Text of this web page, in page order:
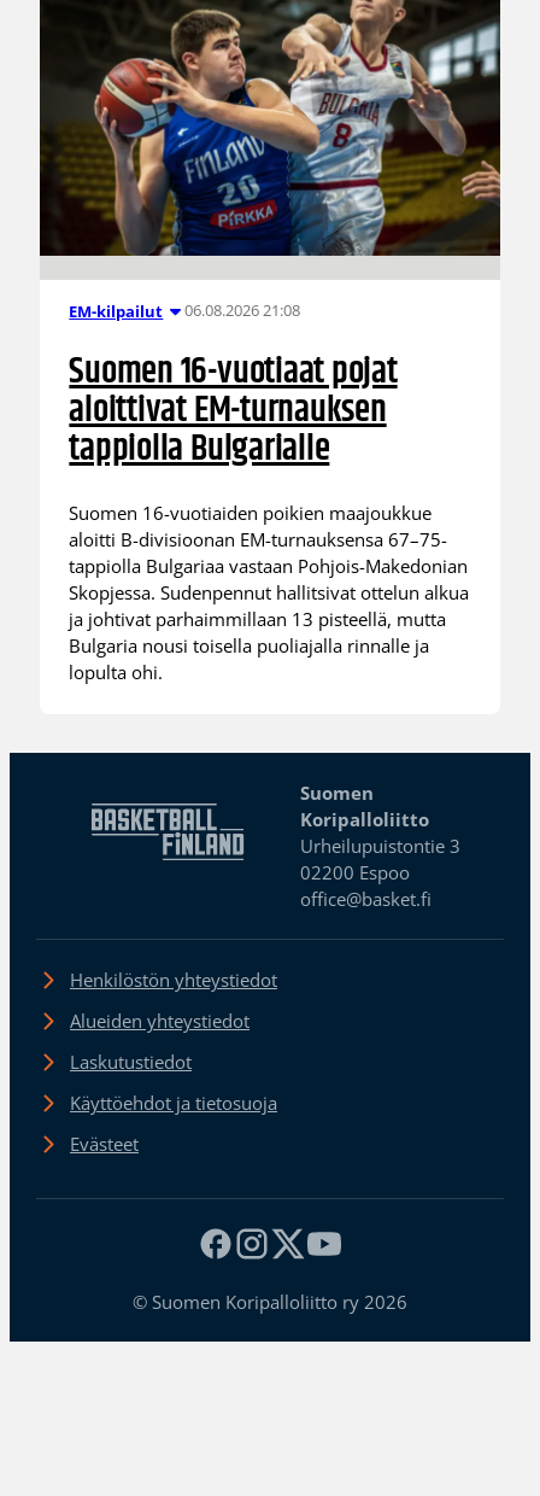
EM-kilpailut 06.08.2026 21:08
Suomen 16-vuotiaat pojat
aloittivat EM-turnauksen
tappiolla Bulgarialle
Suomen 16-vuotiaiden poikien maajoukkue
aloitti B-divisioonan EM-turnauksensa 67–75-
tappiolla Bulgariaa vastaan Pohjois-Makedonian
Skopjessa. Sudenpennut hallitsivat ottelun alkua
ja johtivat parhaimmillaan 13 pisteellä, mutta
Bulgaria nousi toisella puoliajalla rinnalle ja
lopulta ohi.
Suomen
Koripalloliitto
Urheilupuistontie 3
02200 Espoo
office@basket.fi
Henkilöstön yhteystiedot
Alueiden yhteystiedot
Laskutustiedot
Käyttöehdot ja tietosuoja
Evästeet
© Suomen Koripalloliitto ry 2026